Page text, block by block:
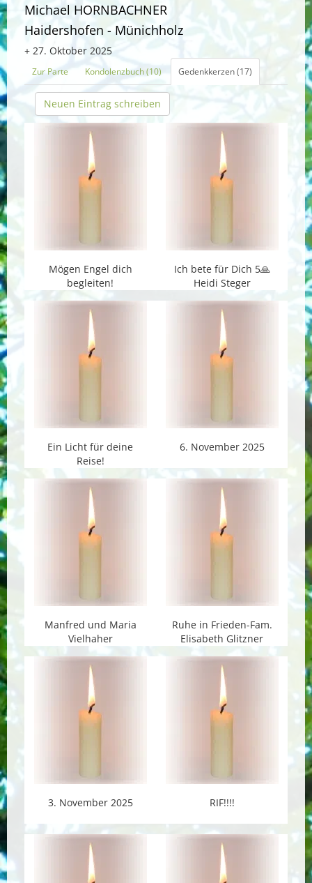
Michael HORNBACHNER
Haidershofen - Münichholz
+ 27. Oktober 2025
Zur Parte Kondolenzbuch (10) Gedenkkerzen (17)
Neuen Eintrag schreiben
Mögen Engel dich
begleiten!
Ich bete für Dich 5🙏
Heidi Steger
Ein Licht für deine
Reise!
6. November 2025
Manfred und Maria
Vielhaher
Ruhe in Frieden-Fam.
Elisabeth Glitzner
3. November 2025 RIF!!!!